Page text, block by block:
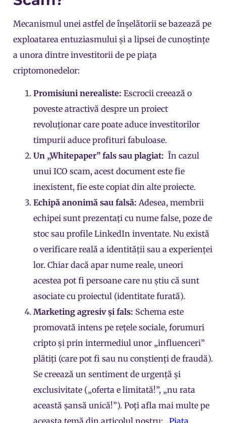
Mecanismul unei astfel de înșelătorii se bazează pe
exploatarea entuziasmului și a lipsei de cunoștințe
a unora dintre investitorii de pe piața
criptomonedelor:
Promisiuni nerealiste: Escrocii creează o
poveste atractivă despre un proiect
revoluționar care poate aduce investitorilor
timpurii aduce profituri fabuloase.
Un „Whitepaper” fals sau plagiat: În cazul
unui ICO scam, acest document este fie
inexistent, fie este copiat din alte proiecte.
Echipă anonimă sau falsă: Adesea, membrii
echipei sunt prezentați cu nume false, poze de
stoc sau profile LinkedIn inventate. Nu există
o verificare reală a identității sau a experienței
lor. Chiar dacă apar nume reale, uneori
acestea pot fi persoane care nu știu că sunt
asociate cu proiectul (identitate furată).
Marketing agresiv și fals: Schema este
promovată intens pe rețele sociale, forumuri
cripto și prin intermediul unor „influenceri”
plătiți (care pot fi sau nu conștienți de fraudă).
Se creează un sentiment de urgență și
exclusivitate („oferta e limitată!”, „nu rata
această șansă unică!”). Poți afla mai multe pe